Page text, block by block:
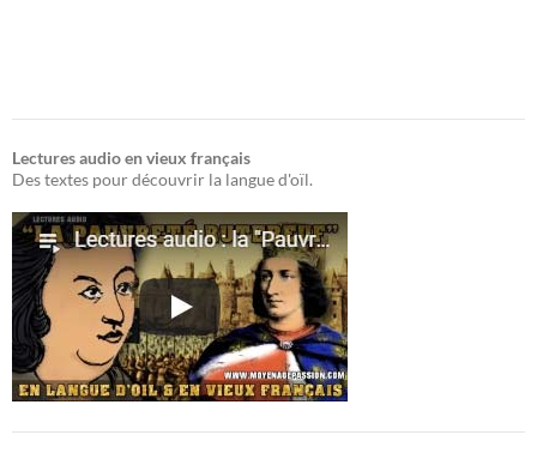
Lectures audio en vieux français
Des textes pour découvrir la langue d'oïl.